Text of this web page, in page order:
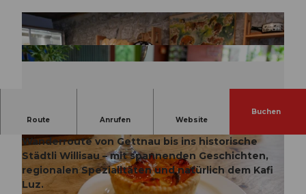
Route Anrufen Website
Buchen
Wanderroute von Gettnau bis ins historische
Städtli Willisau – mit spannenden Geschichten,
regionalen Spezialitäten und natürlich dem Kafi
Luz.